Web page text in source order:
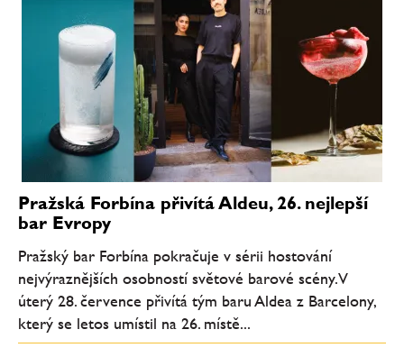
Pražská Forbína přivítá Aldeu, 26. nejlepší
bar Evropy
Pražský bar Forbína pokračuje v sérii hostování
nejvýraznějších osobností světové barové scény. V
úterý 28. července přivítá tým baru Aldea z Barcelony,
který se letos umístil na 26. místě...